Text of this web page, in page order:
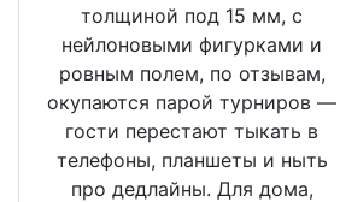
толщиной под 15 мм, с
нейлоновыми фигурками и
ровным полем, по отзывам,
окупаются парой турниров —
гости перестают тыкать в
телефоны, планшеты и ныть
про дедлайны. Для дома,